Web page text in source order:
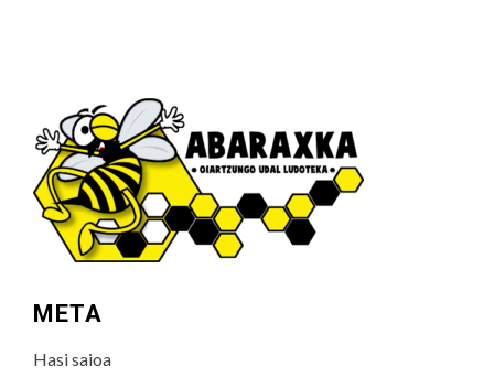
META
Hasi saioa